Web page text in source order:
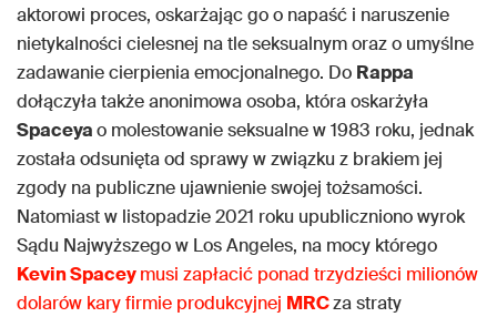
aktorowi proces, oskarżając go o napaść i naruszenie
nietykalności cielesnej na tle seksualnym oraz o umyślne
zadawanie cierpienia emocjonalnego. Do Rappa
dołączyła także anonimowa osoba, która oskarżyła
Spaceyao molestowanie seksualne w 1983 roku, jednak
została odsunięta od sprawy w związku z brakiem jej
zgody na publiczne ujawnienie swojej tożsamości.
Natomiast w listopadzie 2021 roku upubliczniono wyrok
Sądu Najwyższego w Los Angeles, na mocy którego
Kevin Spaceymusi zapłacić ponad trzydzieści milionów
dolarów kary firmie produkcyjnej MRCza straty